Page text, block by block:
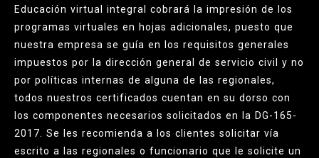
Educación virtual integral cobrará la impresión de los
programas virtuales en hojas adicionales, puesto que
nuestra empresa se guía en los requisitos generales
impuestos por la dirección general de servicio civil y no
por políticas internas de alguna de las regionales,
todos nuestros certificados cuentan en su dorso con
los componentes necesarios solicitados en la DG-165-
2017. Se les recomienda a los clientes solicitar vía
escrito a las regionales o funcionario que le solicite un